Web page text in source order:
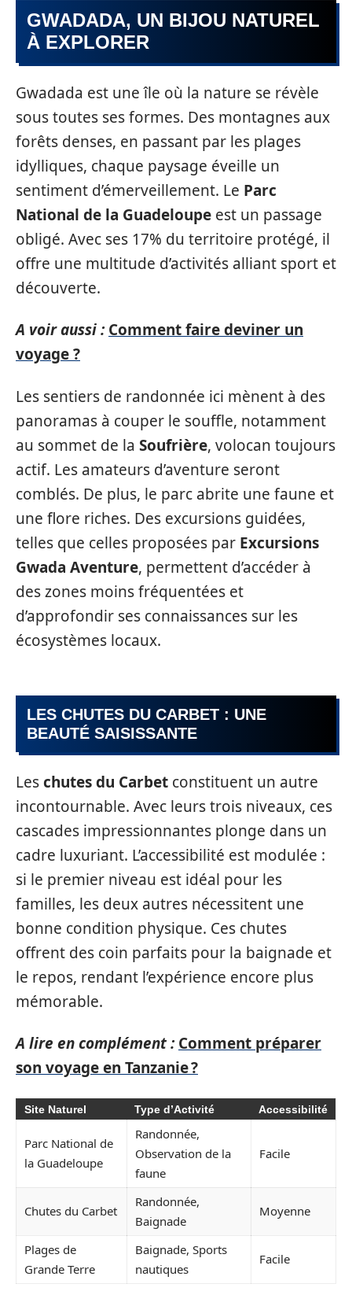
GWADADA, UN BIJOU NATUREL
À EXPLORER
Gwadada est une île où la nature se révèle
sous toutes ses formes. Des montagnes aux
forêts denses, en passant par les plages
idylliques, chaque paysage éveille un
sentiment d’émerveillement. Le Parc
National de la Guadeloupe est un passage
obligé. Avec ses 17% du territoire protégé, il
offre une multitude d’activités alliant sport et
découverte.
A voir aussi : Comment faire deviner un
voyage ?
Les sentiers de randonnée ici mènent à des
panoramas à couper le souffle, notamment
au sommet de la Soufrière, volocan toujours
actif. Les amateurs d’aventure seront
comblés. De plus, le parc abrite une faune et
une flore riches. Des excursions guidées,
telles que celles proposées par Excursions
Gwada Aventure, permettent d’accéder à
des zones moins fréquentées et
d’approfondir ses connaissances sur les
écosystèmes locaux.
LES CHUTES DU CARBET : UNE
BEAUTÉ SAISISSANTE
Leschutes du Carbet constituent un autre
incontournable. Avec leurs trois niveaux, ces
cascades impressionnantes plonge dans un
cadre luxuriant. L’accessibilité est modulée :
si le premier niveau est idéal pour les
familles, les deux autres nécessitent une
bonne condition physique. Ces chutes
offrent des coin parfaits pour la baignade et
le repos, rendant l’expérience encore plus
mémorable.
A lire en complément : Comment préparer
son voyage en Tanzanie ?
Site Naturel Type d’Activité Accessibilité
Parc National de
la Guadeloupe
Randonnée,
Observation de la
faune
Facile
Chutes du Carbet
Randonnée,
Baignade
Moyenne
Plages de
Grande Terre
Baignade, Sports
nautiques
Facile